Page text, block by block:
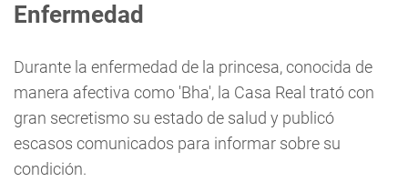
Enfermedad
Durante la enfermedad de la princesa, conocida de
manera afectiva como 'Bha', la Casa Real trató con
gran secretismo su estado de salud y publicó
escasos comunicados para informar sobre su
condición.